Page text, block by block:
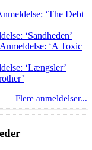
‘The Debt
‘Sandheden’
Anmeldelse: ‘A Toxic
‘Længsler’
Flere anmeldelser...